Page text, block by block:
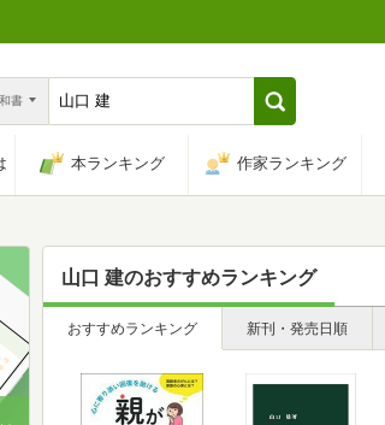
書
本ランキング 作家ランキング
山口 建のおすすめランキング
おすすめランキング 新刊・発売日順